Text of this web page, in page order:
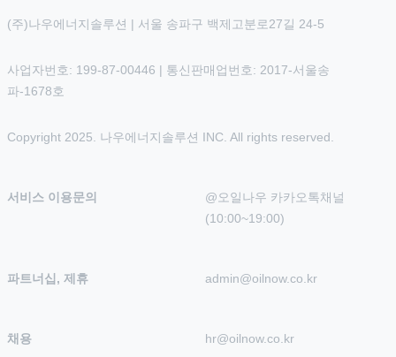
(주)나우에너지솔루션 | 서울 송파구 백제고분로27길 24-5
사업자번호: 199-87-00446 | 통신판매업번호: 2017-서울송
파-1678호
Copyright 2025. 나우에너지솔루션 INC. All rights reserved.
서비스 이용문의
@오일나우 카카오톡채널
(10:00~19:00)
파트너십, 제휴 admin@oilnow.co.kr
채용 hr@oilnow.co.kr